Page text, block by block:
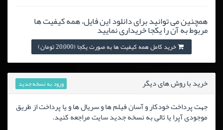
همچنین می توانید برای دانلود این فایل، همه کیفیت ها
مربوط به آن را یکجا خریداری نمایید
خرید کامل همه کیفیت ها به صورت یکجا (20,000 تومان)
خرید با روش های دیگر ورود به نسخه جدید
جهت پرداخت خودکار و آسان فیلم ها و سریال ها و یا پرداخت از طریق
موجودی آپرا یا تالی به نسخه جدید سایت مراجعه کنید.